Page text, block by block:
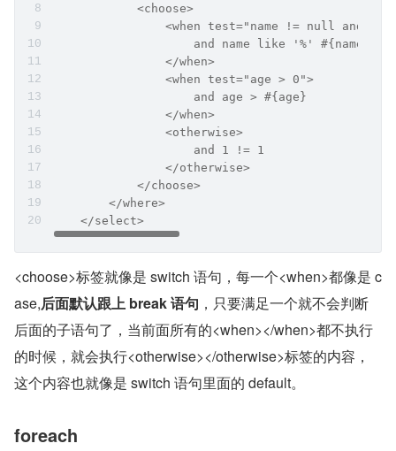
            <choose>
<when test="name != null and
and name like '%' #{name}
                </when>
                <when test="age > 0">
                    and age > #{age}
                </when>
                <otherwise>
                    and 1 != 1
                </otherwise>
            </choose>
        </where>
    </select>
<choose>标签就像是 switch 语句，每一个<when>都像是 c
ase,后面默认跟上 break 语句 ，只要满足一个就不会判断
后面的子语句了，当前面所有的<when></when>都不执行
的时候，就会执行<otherwise></otherwise>标签的内容，
这个内容也就像是 switch 语句里面的 default。
foreach